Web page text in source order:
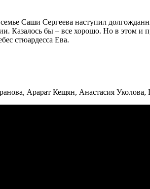
Саши Сергеева наступил
Казалось бы – все хорошо. Но в этом и
стюардесса Ева.
Арарат Кещян, Анастасия